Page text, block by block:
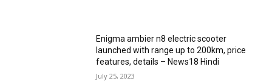
Enigma ambier n8 electric scooter
launched with range up to 200km, price
features, details – News18 Hindi
July 25, 2023